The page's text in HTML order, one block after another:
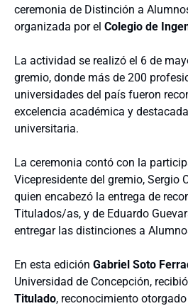
ceremonia de Distinción a
organizada por el Colegio de
La actividad se realizó el 6 de
gremio, donde más de 200
universidades del país fueron
excelencia académica y
universitaria.
La ceremonia contó con la
Vicepresidente del gremio, Sergio
quien encabezó la entrega de
Titulados/as, y de Eduardo
entregar las distinciones a
En esta edición Gabriel Soto
Universidad de Concepción,
Titulado, reconocimiento